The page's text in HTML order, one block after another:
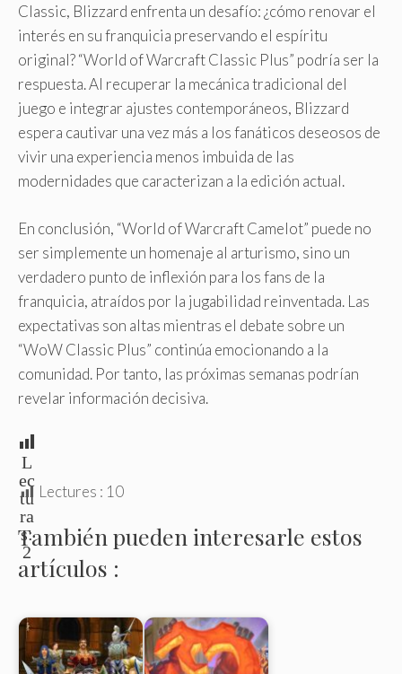
Classic, Blizzard enfrenta un desafío: ¿cómo renovar el
interés en su franquicia preservando el espíritu
original? “World of Warcraft Classic Plus” podría ser la
respuesta. Al recuperar la mecánica tradicional del
juego e integrar ajustes contemporáneos, Blizzard
espera cautivar una vez más a los fanáticos deseosos de
vivir una experiencia menos imbuida de las
modernidades que caracterizan a la edición actual.
En conclusión, “World of Warcraft Camelot” puede no
ser simplemente un homenaje al arturismo, sino un
verdadero punto de inflexión para los fans de la
franquicia, atraídos por la jugabilidad reinventada. Las
expectativas son altas mientras el debate sobre un
“WoW Classic Plus” continúa emocionando a la
comunidad. Por tanto, las próximas semanas podrían
revelar información decisiva.
L
ec
tu
ra
s:
2
Lectures : 10
También pueden interesarle estos
artículos :